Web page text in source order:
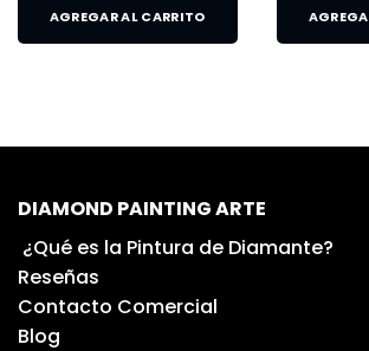
AGREGAR AL CARRITO
DIAMOND PAINTING ARTE
¿Qué es la Pintura de Diamante?
Reseñas
Contacto Comercial
Blog